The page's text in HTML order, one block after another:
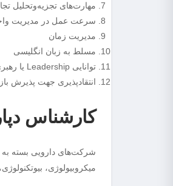
مهارت‌های تجزیه‌وتحلیل
سرعت عمل در مدیریت
مدیریت زمان
مسلط به زبان انگلیسی
توانایی Leadership یا رهبری مجموعه
انتقادپذیری جهت پذیرش
کارشناس
شرکت‌های دارویی بسته به
میکروبیولوژی،